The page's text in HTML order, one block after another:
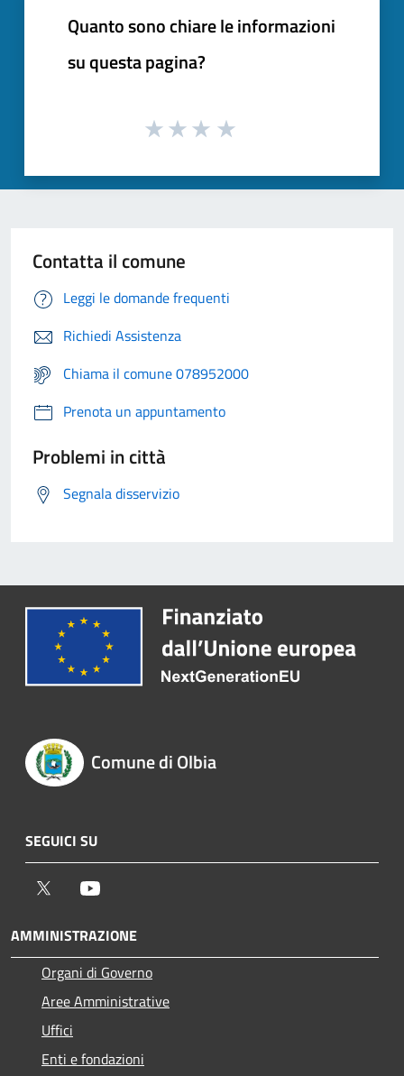
Quanto sono chiare le informazioni
su questa pagina?
Contatta il comune
Leggi le domande frequenti
Richiedi Assistenza
Chiama il comune 078952000
Prenota un appuntamento
Problemi in città
Segnala disservizio
Comune di Olbia
SEGUICI SU
Twitter
AMMINISTRAZIONE
Organi di Governo
Aree Amministrative
Uffici
Enti e fondazioni